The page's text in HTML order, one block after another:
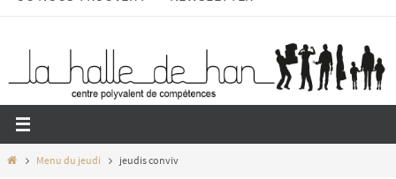
HomeMenu du jeudi jeudis conviv